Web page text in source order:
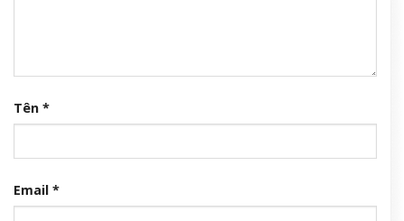
Tên *
Email *